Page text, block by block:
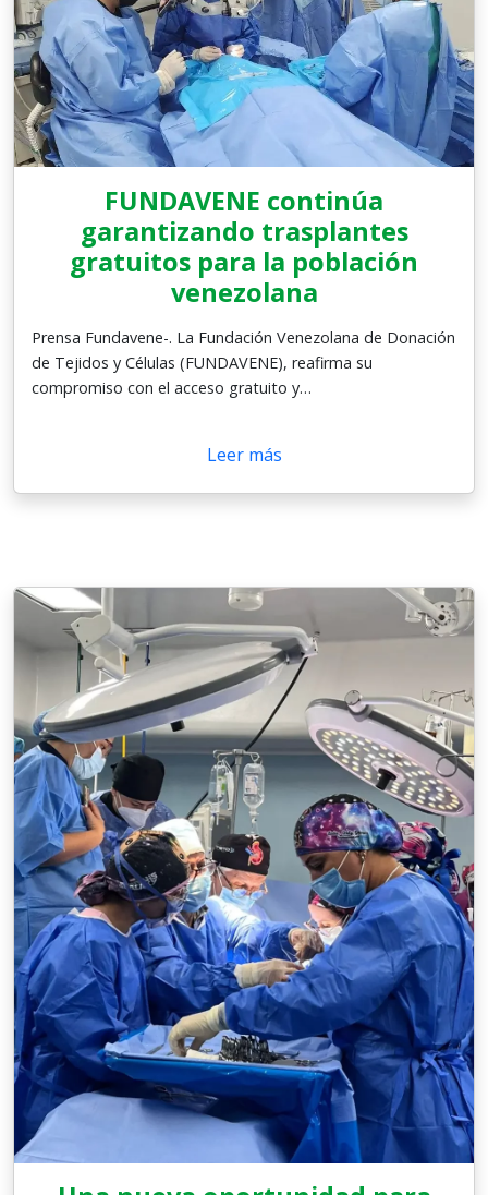
FUNDAVENE continúa
garantizando trasplantes
gratuitos para la población
venezolana
Prensa Fundavene-. La Fundación Venezolana de Donación
de Tejidos y Células (FUNDAVENE), reafirma su
compromiso con el acceso gratuito y…
Leer más